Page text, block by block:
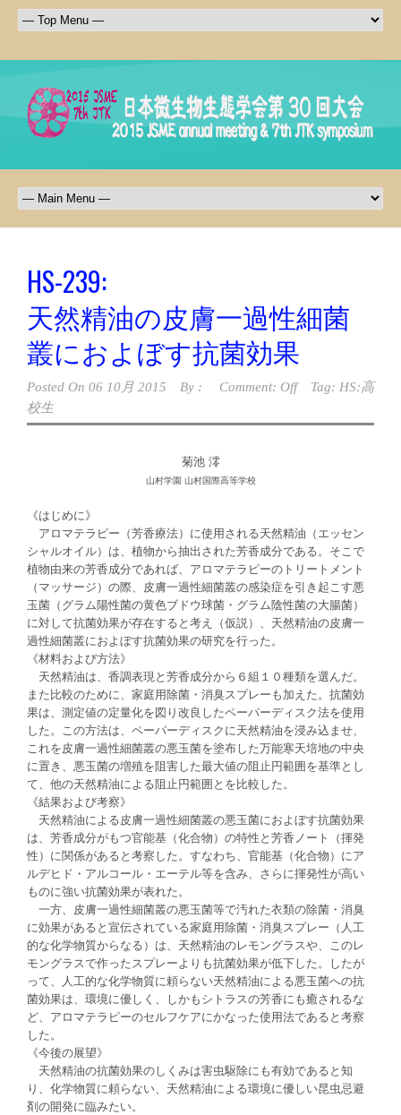
HS-239:
天然精油の皮膚一過性細菌
叢におよぼす抗菌効果
Posted On 06 10月 2015 By : Comment: Off Tag: HS:高
校生
菊池 澪
山村学園 山村国際高等学校
《はじめに》
アロマテラピー（芳香療法）に使用される天然精油（エッセン
シャルオイル）は、植物から抽出された芳香成分である。そこで
植物由来の芳香成分であれば、アロマテラピーのトリートメント
（マッサージ）の際、皮膚一過性細菌叢の感染症を引き起こす悪
玉菌（グラム陽性菌の黄色ブドウ球菌・グラム陰性菌の大腸菌）
に対して抗菌効果が存在すると考え（仮説）、天然精油の皮膚一
過性細菌叢におよぼす抗菌効果の研究を行った。
《材料および方法》
天然精油は、香調表現と芳香成分から６組１０種類を選んだ。
また比較のために、家庭用除菌・消臭スプレーも加えた。抗菌効
果は、測定値の定量化を図り改良したペーパーディスク法を使用
した。この方法は、ペーパーディスクに天然精油を浸み込ませ、
これを皮膚一過性細菌叢の悪玉菌を塗布した万能寒天培地の中央
に置き、悪玉菌の増殖を阻害した最大値の阻止円範囲を基準とし
て、他の天然精油による阻止円範囲とを比較した。
《結果および考察》
天然精油による皮膚一過性細菌叢の悪玉菌におよぼす抗菌効果
は、芳香成分がもつ官能基（化合物）の特性と芳香ノート（揮発
性）に関係があると考察した。すなわち、官能基（化合物）にア
ルデヒド・アルコール・エーテル等を含み、さらに揮発性が高い
ものに強い抗菌効果が表れた。
一方、皮膚一過性細菌叢の悪玉菌等で汚れた衣類の除菌・消臭
に効果があると宣伝されている家庭用除菌・消臭スプレー（人工
的な化学物質からなる）は、天然精油のレモングラスや、このレ
モングラスで作ったスプレーよりも抗菌効果が低下した。したが
って、人工的な化学物質に頼らない天然精油による悪玉菌への抗
菌効果は、環境に優しく、しかもシトラスの芳香にも癒されるな
ど、アロマテラピーのセルフケアにかなった使用法であると考察
した。
《今後の展望》
天然精油の抗菌効果のしくみは害虫駆除にも有効であると知
り、化学物質に頼らない、天然精油による環境に優しい昆虫忌避
剤の開発に臨みたい。